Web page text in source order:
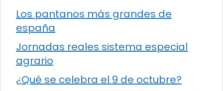
Los pantanos más grandes de
españa
Jornadas reales sistema especial
agrario
¿Qué se celebra el 9 de octubre?